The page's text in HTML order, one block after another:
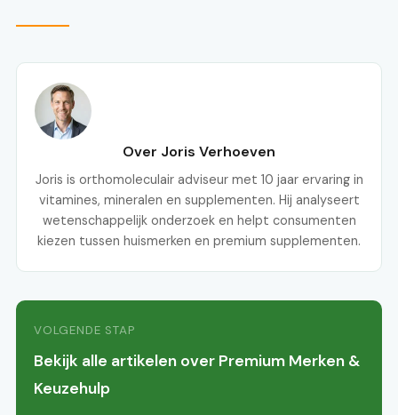
Over Joris Verhoeven
Joris is orthomoleculair adviseur met 10 jaar ervaring in
vitamines, mineralen en supplementen. Hij analyseert
wetenschappelijk onderzoek en helpt consumenten
kiezen tussen huismerken en premium supplementen.
VOLGENDE STAP
Bekijk alle artikelen over Premium Merken &
Keuzehulp